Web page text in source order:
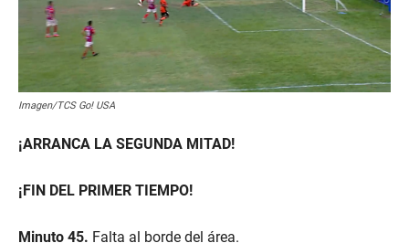
Imagen/TCS Go! USA
¡ARRANCA LA SEGUNDA MITAD!
¡FIN DEL PRIMER TIEMPO!
Minuto 45. Falta al borde del área.